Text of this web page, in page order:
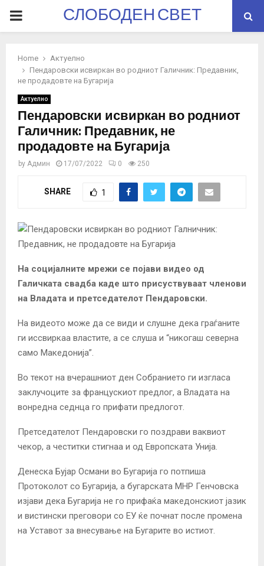
PRIMARYСЛОБОДЕН СВЕТ
Home
Актуелно
Пендаровски исвиркан во родниот Галичник: Предавник,
не продадовте на Бугарија
Актуелно
Пендаровски исвиркан во родниот
Галичник: Предавник, не
продадовте на Бугарија
by Админ 17/07/2022 0 250
SHARE 1
На социјалните мрежи се појави видео од
Галичката свадба каде што присуствуваат членови
на Владата и претседателот Пендаровски.
На видеото може да се види и слушне дека граѓаните
ги иссвиркаа властите, а се слуша и “никогаш северна
само Македонија”.
Во текот на вчерашниот ден Собранието ги изгласа
заклучоците за францускиот предлог, а Владата на
вонредна седнца го прифати предлогот.
Претседателот Пендаровски го поздрави ваквиот
чекор, а честитки стигнаа и од Европската Унија.
Денеска Бујар Османи во Бугарија го потпиша
Протоколот со Бугарија, а бугарската МНР Генчовска
изјави дека Бугарија не го прифаќа македонскиот јазик
и вистински преговори со ЕУ ќе почнат после промена
на Уставот за внесување на Бугарите во истиот.